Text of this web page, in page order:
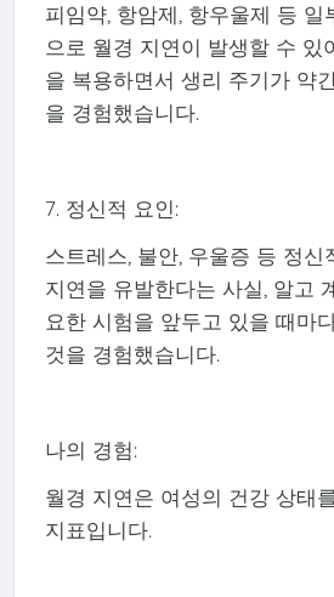
피임약, 항암제, 항우울제 등 일
으로 월경 지연이 발생할 수 있
을 복용하면서 생리 주기가 약
을 경험했습니다.
7. 정신적 요인:
스트레스, 불안, 우울증 등 정신
지연을 유발한다는 사실, 알고
요한 시험을 앞두고 있을 때마
것을 경험했습니다.
나의 경험:
월경 지연은 여성의 건강 상태
지표입니다.